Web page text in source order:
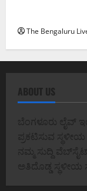
The Bengaluru
ABOUT US
ಬೆಂಗಳೂರು ಲೈವ್
ಪ್ರಕಟಿಸುವ
ನಮ್ಮ ಸುದ್ದಿ
ಅತಿದೊಡ್ಡ ಸ್ಥಳೀಯ